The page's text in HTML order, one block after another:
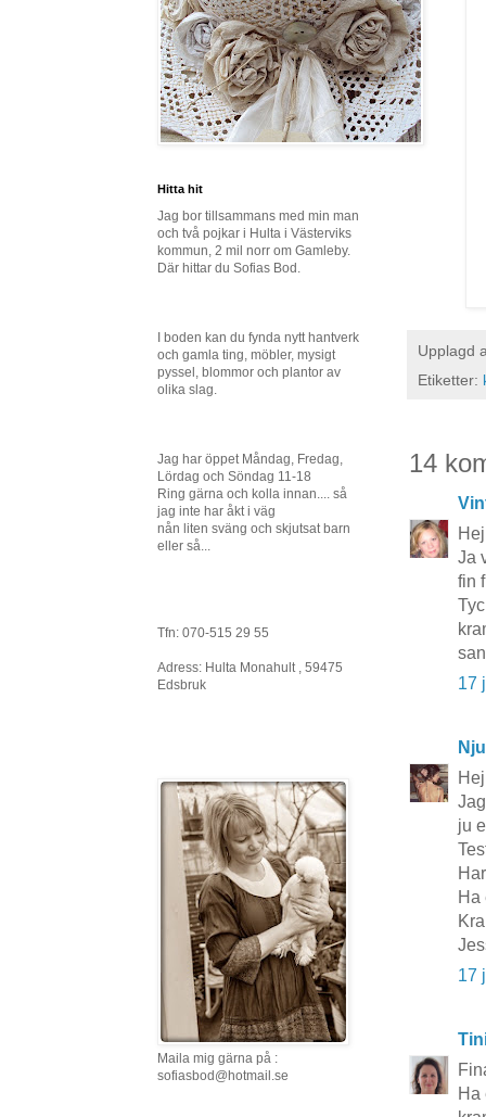
Upplagd
Etiketter:
14
Hej
Ja
fin
17
Hej
ju
Ha
17
Ha
Hitta hit
Jag bor tillsammans med min man
och två pojkar i Hulta i Västerviks
kommun, 2 mil norr om Gamleby.
Där hittar du Sofias Bod.
I boden kan du fynda nytt hantverk
och gamla ting, möbler, mysigt
pyssel, blommor och plantor av
olika slag.
Jag har öppet Måndag, Fredag,
Lördag och Söndag 11-18
Ring gärna och kolla innan.... så
jag inte har åkt i väg
nån liten sväng och skjutsat barn
eller så...
Tfn: 070-515 29 55
Adress: Hulta Monahult , 59475
Edsbruk
Maila mig gärna på :
sofiasbod@hotmail.se